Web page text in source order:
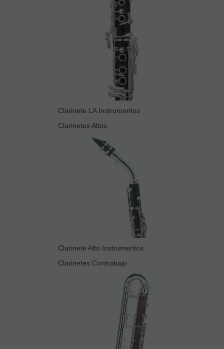
Clarinete LA Instrumentos
Clarinetes Altos
Clarinete Alto Instrumentos
Clarinetes Contrabajo